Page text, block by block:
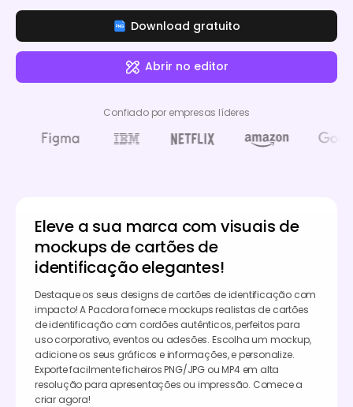
de
cartão de
identificação
de
funcionário
cartão de
identificação
identificação
com
cordão
cartão
cordão
Download gratuito
Abrir no editor
Confiado por empresas líderes
Eleve a sua marca com visuais de
mockups de cartões de
identificação elegantes!
Destaque os seus designs de cartões de identificação com
impacto! A Pacdora fornece mockups realistas de cartões
de identificação com cordões autênticos, perfeitos para
uso corporativo, eventos ou adesões. Escolha um mockup,
adicione os seus gráficos e informações, e personalize.
Exporte facilmente ficheiros PNG/JPG ou MP4 em alta
resolução para apresentações ou impressão. Comece a
criar agora!